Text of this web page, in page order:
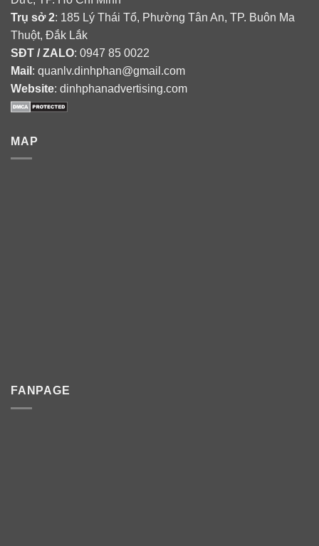
Trụ sở 2: 185 Lý Thái Tổ, Phường Tân An, TP. Buôn Ma
Thuột, Đắk Lắk
SĐT / ZALO: 0947 85 0022
Mail : quanlv.dinhphan@gmail.com
Website: dinhphanadvertising.com
MAP
FANPAGE